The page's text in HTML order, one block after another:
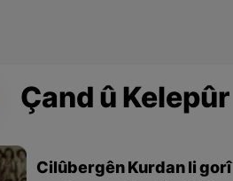
Çand û Kelepûr
Cilûbergên Kurdan li gorî